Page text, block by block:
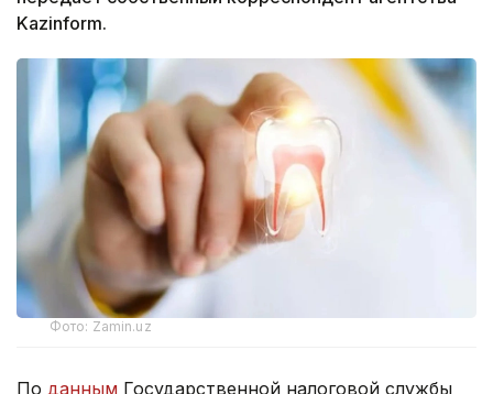
Kazinform.
Фото: Zamin.uz
По данным Государственной налоговой службы